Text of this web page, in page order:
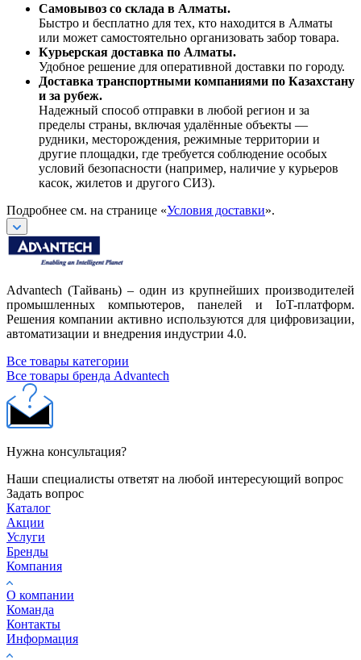
Самовывоз со склада в Алматы.
Быстро и бесплатно для тех, кто находится в Алматы
или может самостоятельно организовать забор товара.
Курьерская доставка по Алматы.
Удобное решение для оперативной доставки по городу.
Доставка транспортными компаниями по Казахстану
и за рубеж.
Надежный способ отправки в любой регион и за
пределы страны, включая удалённые объекты —
рудники, месторождения, режимные территории и
другие площадки, где требуется соблюдение особых
условий безопасности (например, наличие у курьеров
касок, жилетов и другого СИЗ).
Подробнее см. на странице «Условия доставки».
Advantech (Тайвань) – один из крупнейших производителей
промышленных компьютеров, панелей и IoT-платформ.
Решения компании активно используются для цифровизации,
автоматизации и внедрения индустрии 4.0.
Все товары категории
Все товары бренда Advantech
Нужна консультация?
Наши специалисты ответят на любой интересующий вопрос
Задать вопрос
Каталог
Акции
Услуги
Бренды
Компания
О компании
Команда
Контакты
Информация